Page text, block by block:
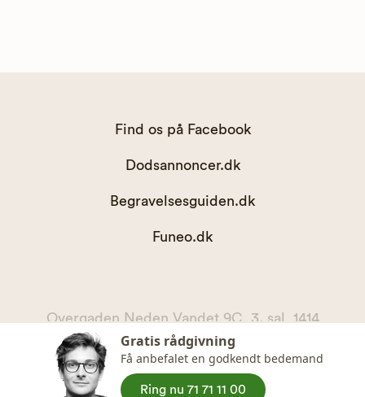
Find os på Facebook
Dodsannoncer.dk
Begravelsesguiden.dk
Funeo.dk
Overgaden Neden Vandet 9C, 3. sal, 1414
København K
kontakt@begravelsesguiden.dk, telefon 71 71 11 00
CVR. 36065567
Gratis rådgivning
Få anbefalet en godkendt bedemand
Ring nu 71 71 11 00